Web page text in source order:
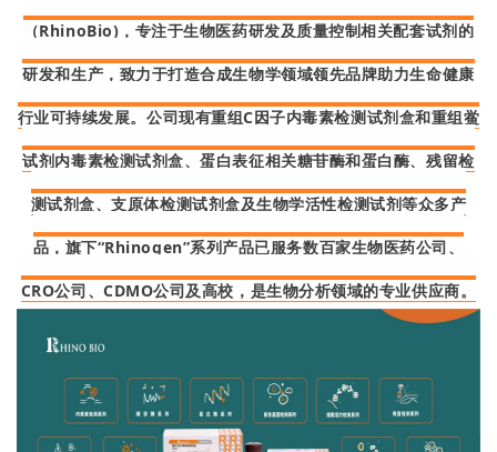
（RhinoBio)，专注于生物医药研发及质量控制相关配套试剂的
研发和生产，致力于打造合成生物学领域领先品牌助力生命健康
行业可持续发展。公司现有重组C因子内毒素检测试剂盒和重组鲎
试剂内毒素检测试剂盒、蛋白表征相关糖苷酶和蛋白酶、残留检
测试剂盒、支原体检测试剂盒及生物学活性检测试剂等众多产
品，旗下“Rhinogen”系列产品已服务数百家生物医药公司、
CRO公司、CDMO公司及高校，是生物分析领域的专业供应商。